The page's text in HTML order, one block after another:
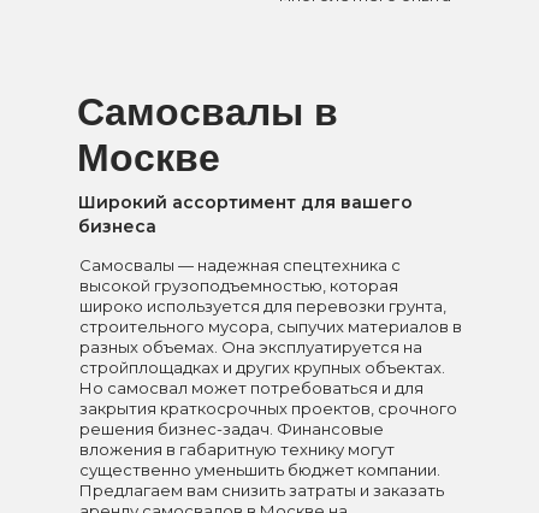
Самосвалы в
Москве
Самосвалы — надежная спецтехника с
высокой грузоподъемностью, которая
широко используется для перевозки грунта,
строительного мусора, сыпучих материалов в
разных объемах. Она эксплуатируется на
стройплощадках и других крупных объектах.
Но самосвал может потребоваться и для
закрытия краткосрочных проектов, срочного
решения бизнес-задач. Финансовые
вложения в габаритную технику могут
существенно уменьшить бюджет компании.
Предлагаем вам снизить затраты и заказать
Широкий ассортимент для вашего
бизнеса